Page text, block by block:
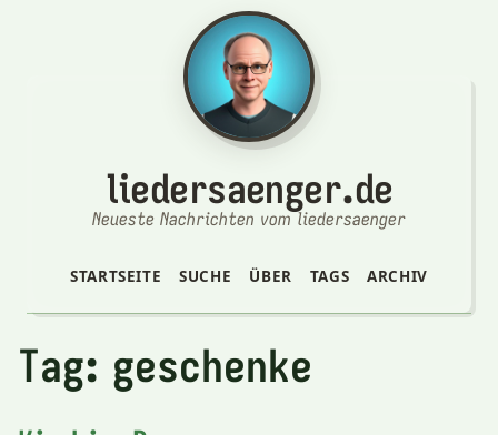
liedersaenger.de
Neueste Nachrichten vom liedersaenger
STARTSEITE SUCHE ÜBER TAGS ARCHIV
Tag: geschenke